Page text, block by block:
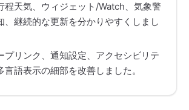
程天気、ウィジェット/Watch、気象警
、継続的な更新を分かりやすくしまし
プリンク、通知設定、アクセシビリテ
言語表示の細部を改善しました。